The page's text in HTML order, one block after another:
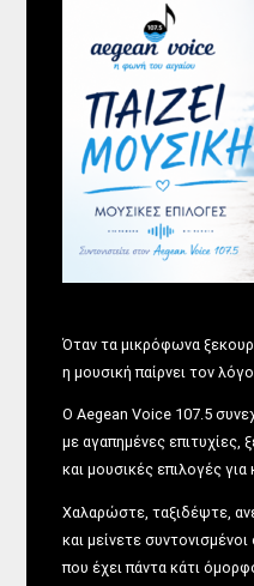
Όταν τα μικρόφωνα
η μουσική παίρνει τον λόγο.
Ο Aegean Voice 107.5
με αγαπημένες επιτυχίες,
και μουσικές επιλογές
Χαλαρώστε, ταξιδέψτε,
και μείνετε
που έχει πάντα κάτι